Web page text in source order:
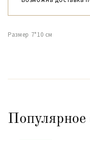
Размер 7*10 см
Популярное